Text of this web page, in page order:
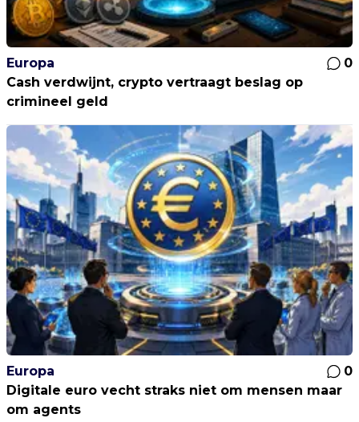
Europa
0
Cash verdwijnt, crypto vertraagt beslag op
crimineel geld
Europa
0
Digitale euro vecht straks niet om mensen maar
om agents